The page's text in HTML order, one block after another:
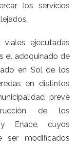
los servicios
ejecutadas
el adoquinado de
en Sol de los
en distintos
prevé
de los
Enace, cuyos
ser modificados